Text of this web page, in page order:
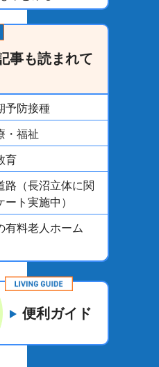
事も読まれて
予防接種
・福祉
育
路（長沼立体に関
ト実施中）
有料老人ホーム
便利ガイド